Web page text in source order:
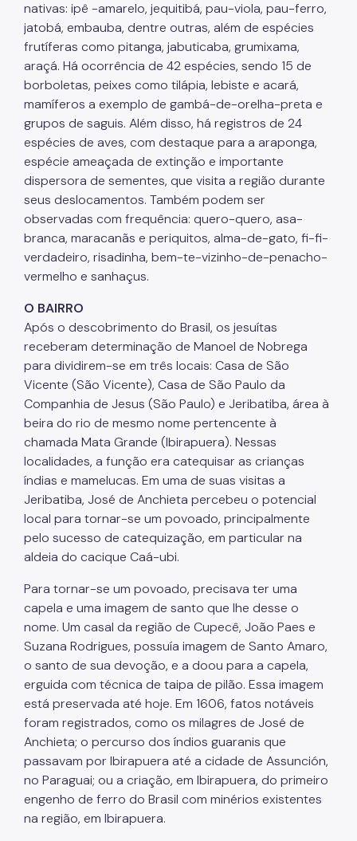
nativas: ipê -amarelo, jequitibá, pau-viola, pau-ferro,
jatobá, embauba, dentre outras, além de espécies
frutíferas como pitanga, jabuticaba, grumixama,
araçá. Há ocorrência de 42 espécies, sendo 15 de
borboletas, peixes como tilápia, lebiste e acará,
mamíferos a exemplo de gambá-de-orelha-preta e
grupos de saguis. Além disso, há registros de 24
espécies de aves, com destaque para a araponga,
espécie ameaçada de extinção e importante
dispersora de sementes, que visita a região durante
seus deslocamentos. Também podem ser
observadas com frequência: quero-quero, asa-
branca, maracanãs e periquitos, alma-de-gato, fi-fi-
verdadeiro, risadinha, bem-te-vizinho-de-penacho-
vermelho e sanhaçus.
O BAIRRO
Após o descobrimento do Brasil, os jesuítas
receberam determinação de Manoel de Nobrega
para dividirem-se em três locais: Casa de São
Vicente (São Vicente), Casa de São Paulo da
Companhia de Jesus (São Paulo) e Jeribatiba, área à
beira do rio de mesmo nome pertencente à
chamada Mata Grande (Ibirapuera). Nessas
localidades, a função era catequisar as crianças
índias e mamelucas. Em uma de suas visitas a
Jeribatiba, José de Anchieta percebeu o potencial
local para tornar-se um povoado, principalmente
pelo sucesso de catequização, em particular na
aldeia do cacique Caá-ubi.
Para tornar-se um povoado, precisava ter uma
capela e uma imagem de santo que lhe desse o
nome. Um casal da região de Cupecê, João Paes e
Suzana Rodrigues, possuía imagem de Santo Amaro,
o santo de sua devoção, e a doou para a capela,
erguida com técnica de taipa de pilão. Essa imagem
está preservada até hoje. Em 1606, fatos notáveis
foram registrados, como os milagres de José de
Anchieta; o percurso dos índios guaranis que
passavam por Ibirapuera até a cidade de Assunción,
no Paraguai; ou a criação, em Ibirapuera, do primeiro
engenho de ferro do Brasil com minérios existentes
na região, em Ibirapuera.